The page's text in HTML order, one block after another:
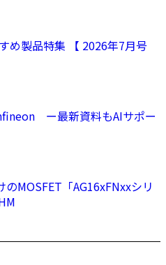
め製品特集 【 2026年7月号
ー最新資料もAIサポー
MOSFET「AG16xFNxxシリ